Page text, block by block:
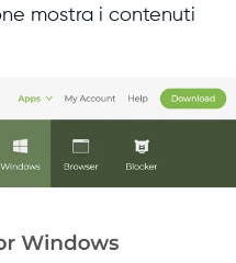
mostra i contenuti